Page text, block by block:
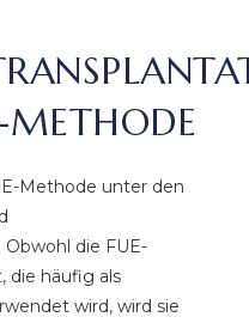
Methode unter den
die FUE-
die häufig als
wird, wird sie